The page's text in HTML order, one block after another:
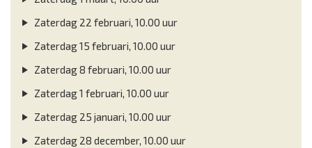
Zaterdag 22 februari, 10.00 uur
Zaterdag 15 februari, 10.00 uur
Zaterdag 8 februari, 10.00 uur
Zaterdag 1 februari, 10.00 uur
Zaterdag 25 januari, 10.00 uur
Zaterdag 28 december, 10.00 uur